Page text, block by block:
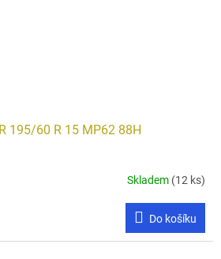
195/60 R 15 MP62 88H
Skladem (12 ks)
Do košíku